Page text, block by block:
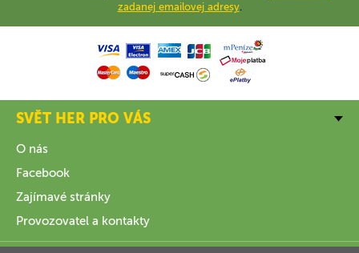
zadanej emailovej adresy.
SVĚT HER PRO VÁS
O nás
Facebook
Zajímavé stránky
Provozovatel a kontakty